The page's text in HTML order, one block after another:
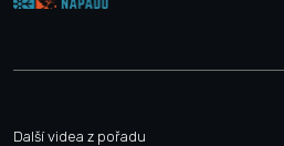
Další videa z pořadu